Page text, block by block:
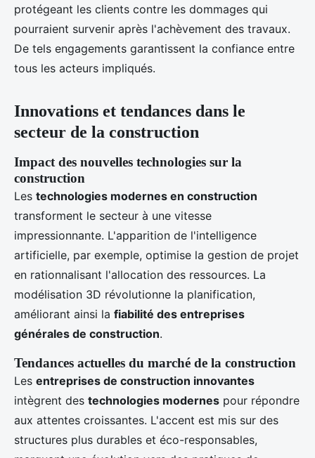
protégeant les clients contre les dommages qui
pourraient survenir après l'achèvement des travaux.
De tels engagements garantissent la confiance entre
tous les acteurs impliqués.
Innovations et tendances dans le
secteur de la construction
Impact des nouvelles technologies sur la
construction
Les technologies modernes en construction
transforment le secteur à une vitesse
impressionnante. L'apparition de l'intelligence
artificielle, par exemple, optimise la gestion de projet
en rationnalisant l'allocation des ressources. La
modélisation 3D révolutionne la planification,
améliorant ainsi la fiabilité des entreprises
générales de construction.
Tendances actuelles du marché de la construction
Les entreprises de construction innovantes
intègrent des technologies modernes pour répondre
aux attentes croissantes. L'accent est mis sur des
structures plus durables et éco-responsables,